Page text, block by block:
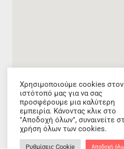
Χρησιμοποιούμε cookies στον
ιστότοπό μας για να σας
προσφέρουμε μια καλύτερη
εμπειρία. Κάνοντας κλικ στο
"Αποδοχή όλων", συναινείτε
χρήση όλων των cookies.
Ρυθμίσεις Cookie Αποδοχή